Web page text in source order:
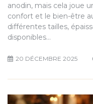
anodin, mais cela joue
confort et le bien-être
différentes tailles,
disponibles…
20 DÉCEMBRE 2025